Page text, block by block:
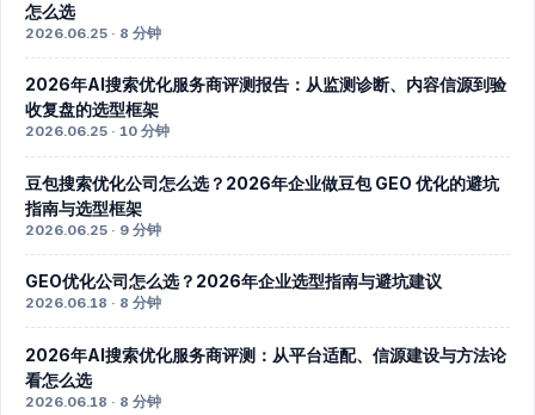
怎么选
2026.06.25 · 8 分钟
2026年AI搜索优化服务商评测报告：从监测诊断、内容信源到验
收复盘的选型框架
2026.06.25 · 10 分钟
豆包搜索优化公司怎么选？2026年企业做豆包 GEO 优化的避坑
指南与选型框架
2026.06.25 · 9 分钟
GEO优化公司怎么选？2026年企业选型指南与避坑建议
2026.06.18 · 8 分钟
2026年AI搜索优化服务商评测：从平台适配、信源建设与方法论
看怎么选
2026.06.18 · 8 分钟